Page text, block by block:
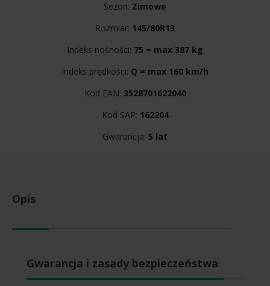
Sezon: Zimowe
Rozmiar: 145/80R13
Indeks nośności: 75 = max 387 kg
Indeks prędkości: Q = max 160 km/h
Kod EAN: 3528701622040
Kod SAP: 162204
Gwarancja: 5 lat
Opis
Gwarancja i zasady bezpieczeństwa